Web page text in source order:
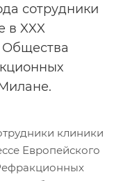
сотрудники
в XXX
Общества
клиники
Европейского